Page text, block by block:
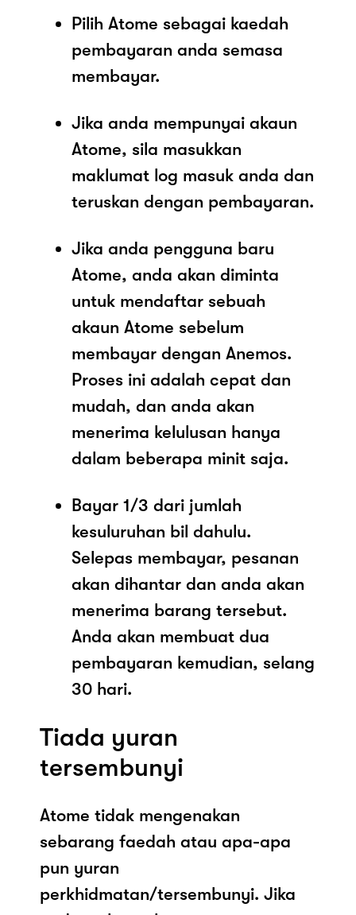
Pilih Atome sebagai kaedah
pembayaran anda semasa
membayar.
Jika anda mempunyai akaun
Atome, sila masukkan
maklumat log masuk anda dan
teruskan dengan pembayaran.
Jika anda pengguna baru
Atome, anda akan diminta
untuk mendaftar sebuah
akaun Atome sebelum
membayar dengan Anemos.
Proses ini adalah cepat dan
mudah, dan anda akan
menerima kelulusan hanya
dalam beberapa minit saja.
Bayar 1/3 dari jumlah
kesuluruhan bil dahulu.
Selepas membayar, pesanan
akan dihantar dan anda akan
menerima barang tersebut.
Anda akan membuat dua
pembayaran kemudian, selang
30 hari.
Tiada yuran
tersembunyi
Atome tidak mengenakan
sebarang faedah atau apa-apa
pun yuran
perkhidmatan/tersembunyi. Jika